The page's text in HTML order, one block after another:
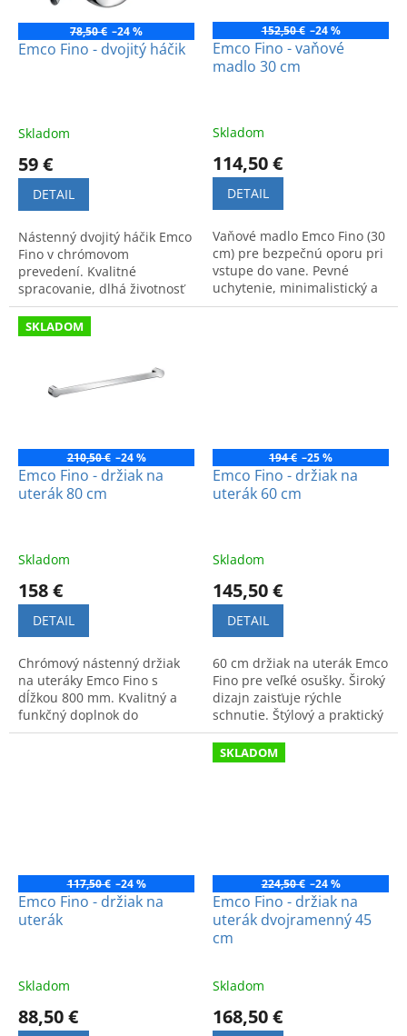
oo
o
78,50 € –24 %
Emco Fino - dvojitý háčik
Skladom
59 €
DETAIL
Nástenný dvojitý háčik Emco
Fino v chrómovom
prevedení. Kvalitné
spracovanie, dlhá životnosť
a moderný vzhľad vhodný do
každej kúpeľne.
152,50 € –24 %
Emco Fino - vaňové
madlo 30 cm
Skladom
114,50 €
DETAIL
Vaňové madlo Emco Fino (30
cm) pre bezpečnú oporu pri
vstupe do vane. Pevné
uchytenie, minimalistický a
praktický dizajn vhodný do
SKLADOM
210,50 € –24 %
Emco Fino - držiak na
uterák 80 cm
Skladom
158 €
DETAIL
Chrómový nástenný držiak
na uteráky Emco Fino s
dĺžkou 800 mm. Kvalitný a
funkčný doplnok do
modernej kúpeľne.
194 € –25 %
Emco Fino - držiak na
uterák 60 cm
Skladom
145,50 €
DETAIL
60 cm držiak na uterák Emco
Fino pre veľké osušky. Široký
dizajn zaisťuje rýchle
schnutie. Štýlový a praktický
doplnok pre komfort a
čistotu v kúpeľni.
117,50 € –24 %
Emco Fino - držiak na
uterák
Skladom
88,50 €
SKLADOM
224,50 € –24 %
Emco Fino - držiak na
uterák dvojramenný 45
cm
Skladom
168,50 €